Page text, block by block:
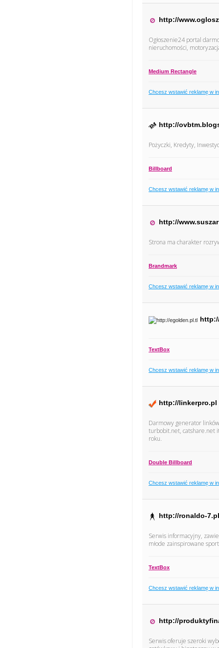
http://
Ogłoszenie24 portal
nieruchomości,
Medium Rectangle
Chcesz wstawić reklamę w
http://
Pożyczki, Kredyty,
Billboard
Chcesz wstawić reklamę w
http://
Strona ma charakter
Brandmark
Chcesz wstawić reklamę w
TextBox
Chcesz wstawić reklamę w
http://linkerpro.pl
Darmowy generator
turbobit.net, catshare.net
roku.
Double Billboard
Chcesz wstawić reklamę w
http://ronaldo-
Serwis informacyjny,
młode zainspirowane
TextBox
Chcesz wstawić reklamę w
http://
Serwis oferuje szeroki